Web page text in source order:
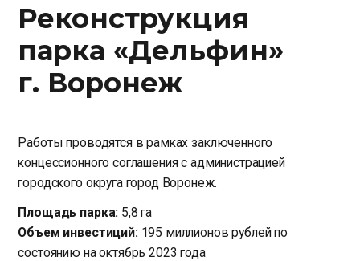
Реконструкция
парка «Дельфин»
г. Воронеж
Работы проводятся в рамках заключенного
концессионного соглашения с администрацией
городского округа город Воронеж.
Площадь парка: 5,8 га
Объем инвестиций: 195 миллионов рублей по
состоянию на октябрь 2023 года